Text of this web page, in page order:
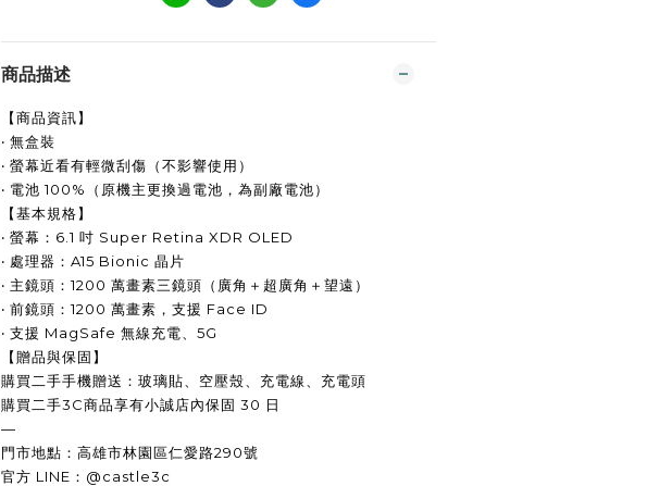
商品描述
【商品資訊】
‧ 無盒裝
‧ 螢幕近看有輕微刮傷（不影響使用）
‧ 電池 100%（原機主更換過電池，為副廠電池）
【基本規格】
‧ 螢幕：6.1 吋 Super Retina XDR OLED
‧ 處理器：A15 Bionic 晶片
‧ 主鏡頭：1200 萬畫素三鏡頭（廣角＋超廣角＋望遠）
‧ 前鏡頭：1200 萬畫素，支援 Face ID
‧ 支援 MagSafe 無線充電、5G
【贈品與保固】
購買二手手機贈送：玻璃貼、空壓殼、充電線、充電頭
購買二手3C商品享有小誠店內保固 30 日
—
門市地點：高雄市林園區仁愛路290號
官方 LINE：@castle3c